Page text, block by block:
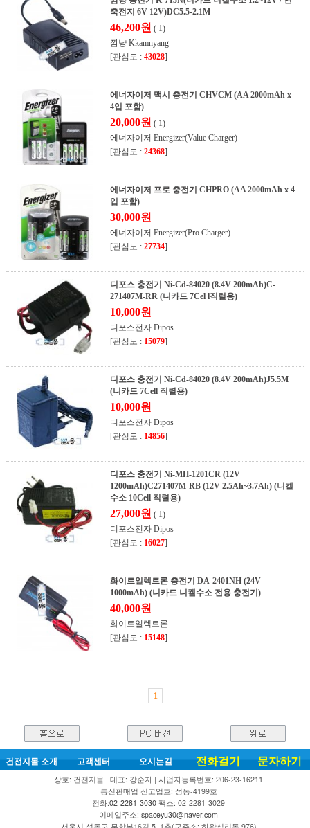
축전지 6V 12V)DC5.5-2.1M
46,200원 ( 1)
깜냥 Kkamnyang
[관심도 : 43028]
에너자이저 맥시 충전기 CHVCM (AA 2000mAh x
4입 포함)
20,000원 ( 1)
에너자이저 Energizer(Value Charger)
[관심도 : 24368]
에너자이저 프로 충전기 CHPRO (AA 2000mAh x 4
입 포함)
30,000원
에너자이저 Energizer(Pro Charger)
[관심도 : 27734]
디포스 충전기 Ni-Cd-84020 (8.4V 200mAh)C-
271407M-RR (니카드 7Cel l직렬용)
10,000원
디포스전자 Dipos
[관심도 : 15079]
디포스 충전기 Ni-Cd-84020 (8.4V 200mAh)J5.5M
(니카드 7Cell 직렬용)
10,000원
디포스전자 Dipos
[관심도 : 14856]
디포스 충전기 Ni-MH-1201CR (12V
1200mAh)C271407M-RB (12V 2.5Ah~3.7Ah) (니켈
수소 10Cell 직렬용)
27,000원 ( 1)
디포스전자 Dipos
[관심도 : 16027]
화이트일렉트론 충전기 DA-2401NH (24V
1000mAh) (니카드 니켈수소 전용 충전기)
40,000원
화이트일렉트론
[관심도 : 15148]
1
건전지몰 소개 고객센터 오시는길 전화걸기 문자하기
상호: 건전지몰 | 대표: 강순자 | 사업자등록번호: 206-23-16211
통신판매업 신고업호: 성동-4199호
전화:02-2281-3030 팩스: 02-2281-3029
이메일주소: spaceyu30@naver.com